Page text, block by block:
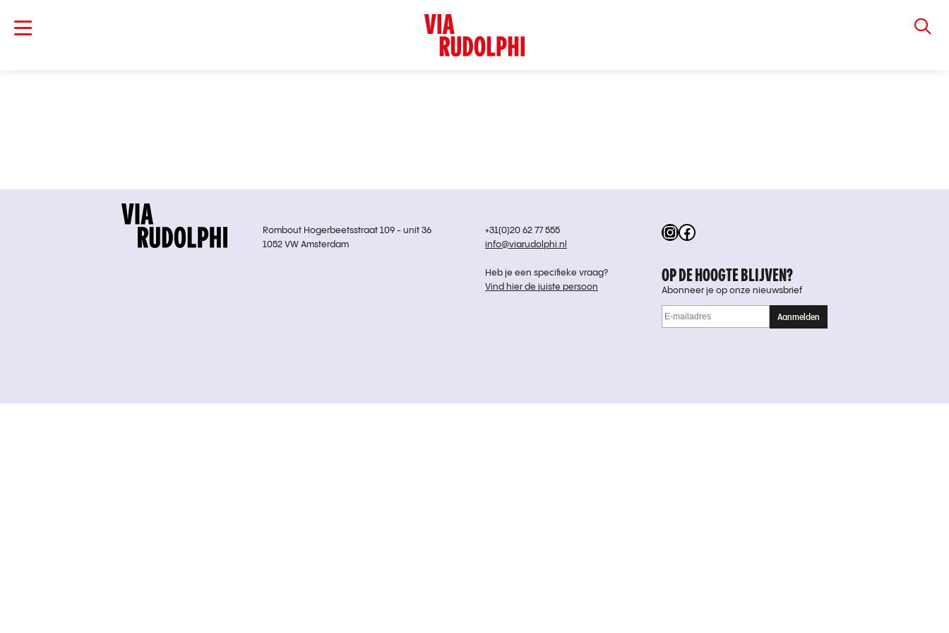
Instagram
Facebook
Rombout Hogerbeetsstraat 109 - unit 36
1052 VW Amsterdam
+31(0)20 62 77 555
info@viarudolphi.nl
Heb je een specifieke vraag?
Vind hier de juiste persoon
OP DE HOOGTE BLIJVEN?
Abonneer je op onze nieuwsbrief